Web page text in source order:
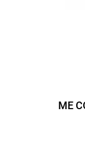
ME